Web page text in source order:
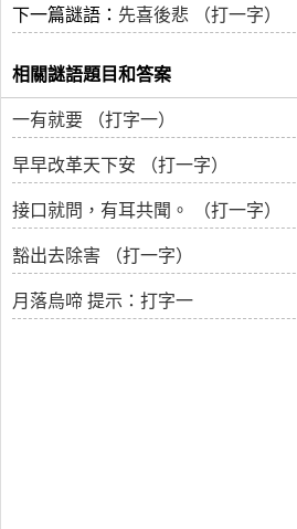
下一篇謎語： 先喜後悲 （打一字）
相關謎語題目和答案
一有就要 （打字一）
早早改革天下安 （打一字）
接口就問，有耳共聞。 （打一字）
豁出去除害 （打一字）
月落烏啼 提示：打字一